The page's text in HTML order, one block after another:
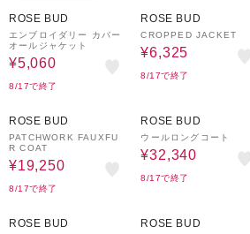
ROSE BUD
エンブロイダリー カバー
オールジャケット
¥5,060
8/17で終了
ROSE BUD
CROPPED JACKET
¥6,325
8/17で終了
ROSE BUD
PATCHWORK FAUXFU
R COAT
¥19,250
8/17で終了
ROSE BUD
ウールロングコート
¥32,340
8/17で終了
ROSE BUD ROSE BUD